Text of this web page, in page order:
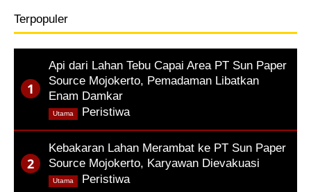
Terpopuler
Api dari Lahan Tebu Capai Area PT Sun Paper
Source Mojokerto, Pemadaman Libatkan
Enam Damkar
Peristiwa
Utama
Kebakaran Lahan Merambat ke PT Sun Paper
Source Mojokerto, Karyawan Dievakuasi
Peristiwa
Utama